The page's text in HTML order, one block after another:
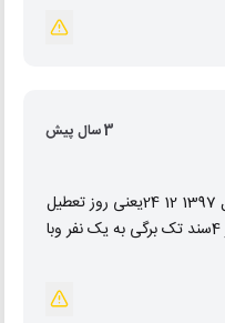
3 سال پیش
سلام آیا اداره ثبت در روز جمعه درسال 1397 12 24یعنی روز تعطیل
تنظیم سند میتواند بکند ودر همان روز 4سند تک برگی به یک نفر وبا